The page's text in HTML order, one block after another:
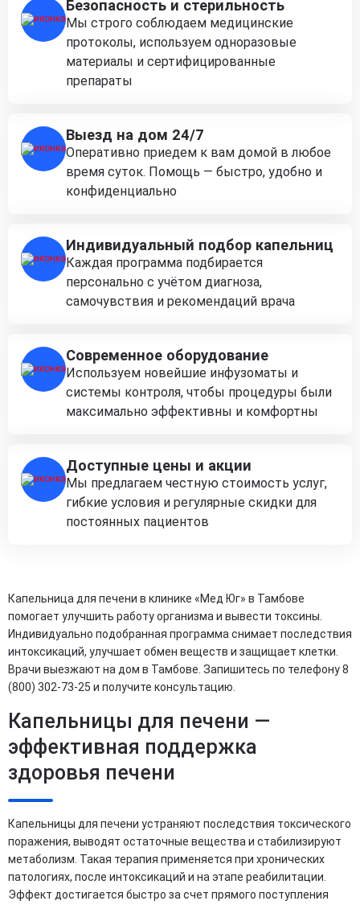
Безопасность и стерильность
Мы строго соблюдаем медицинские
протоколы, используем одноразовые
материалы и сертифицированные
препараты
Выезд на дом 24/7
Оперативно приедем к вам домой в любое
время суток. Помощь — быстро, удобно и
конфиденциально
Индивидуальный подбор капельниц
Каждая программа подбирается
персонально с учётом диагноза,
самочувствия и рекомендаций врача
Современное оборудование
Используем новейшие инфузоматы и
системы контроля, чтобы процедуры были
максимально эффективны и комфортны
Доступные цены и акции
Мы предлагаем честную стоимость услуг,
гибкие условия и регулярные скидки для
постоянных пациентов
Капельница для печени в клинике «Мед Юг» в Тамбове
помогает улучшить работу организма и вывести токсины.
Индивидуально подобранная программа снимает последствия
интоксикаций, улучшает обмен веществ и защищает клетки.
Врачи выезжают на дом в Тамбове. Запишитесь по телефону 8
(800) 302-73-25 и получите консультацию.
Капельницы для печени —
эффективная поддержка
здоровья печени
Капельницы для печени устраняют последствия токсического
поражения, выводят остаточные вещества и стабилизируют
метаболизм. Такая терапия применяется при хронических
патологиях, после интоксикаций и на этапе реабилитации.
Эффект достигается быстро за счет прямого поступления